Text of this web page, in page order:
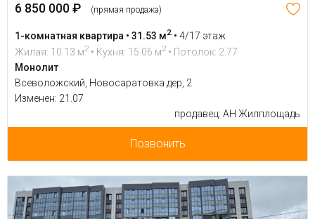
6 850 000 ₽ (прямая продажа)
1-комнатная квартира • 31.53 м2 • 4/17 этаж
Жилая: 10.13 м2 • Кухня: 15.06 м2 • Потолок: 2.77
Монолит
Всеволожский, Новосаратовка дер, 2
Изменен: 21.07
продавец: АН Жилплощадь
Позвонить